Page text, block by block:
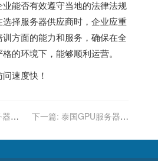
能否有效遵守当地的法律法规
择服务器供应商时，企业应重
方面的能力和服务，确保在全
的环境下，能够顺利运营。
速度快！
：
下一篇: 泰国GPU服务器在